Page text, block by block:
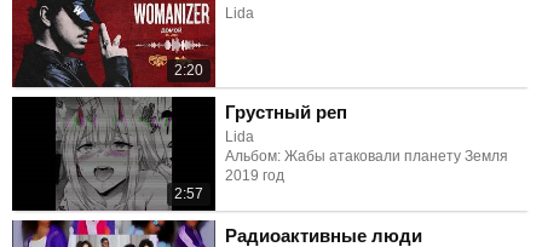
2:20
Lida
2:57
Грустный реп
Lida
Альбом: Жабы атаковали планету Земля
2019 год
Радиоактивные люди